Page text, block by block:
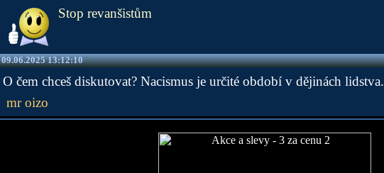
Stop revanšistům
09.06.2025 13:12:10
O čem chceš diskutovat? Nacismus je určité období v dějinách lidstva.
mr oizo